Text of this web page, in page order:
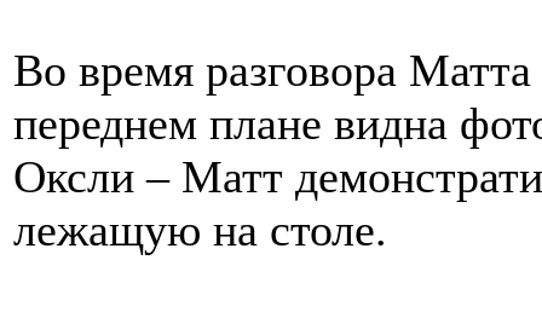
Во время разговора
переднем плане видна
Оксли – Матт
лежащую на столе.